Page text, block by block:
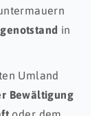
in
Umland
Bewältigung